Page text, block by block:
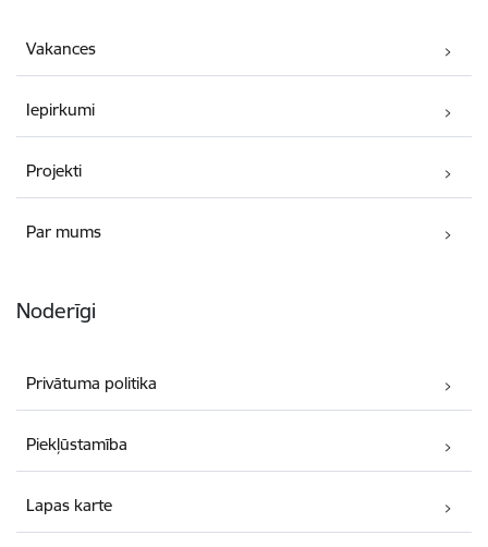
Vakances
Iepirkumi
Projekti
Par mums
Noderīgi
Privātuma politika
Piekļūstamība
Lapas karte